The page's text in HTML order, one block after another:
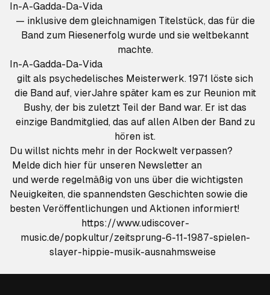
In-A-Gadda-Da-Vida
— inklusive dem gleichnamigen Titelstück, das für die
Band zum Riesenerfolg wurde und sie weltbekannt
machte.
In-A-Gadda-Da-Vida
gilt als psychedelisches Meisterwerk. 1971 löste sich
die Band auf, vierJahre später kam es zur Reunion mit
Bushy, der bis zuletzt Teil der Band war. Er ist das
einzige Bandmitglied, das auf allen Alben der Band zu
hören ist.
Du willst nichts mehr in der Rockwelt verpassen?
Melde dich hier für unseren Newsletter an
und werde regelmäßig von uns über die wichtigsten
Neuigkeiten, die spannendsten Geschichten sowie die
besten Veröffentlichungen und Aktionen informiert!
https://www.udiscover-
music.de/popkultur/zeitsprung-6-11-1987-spielen-